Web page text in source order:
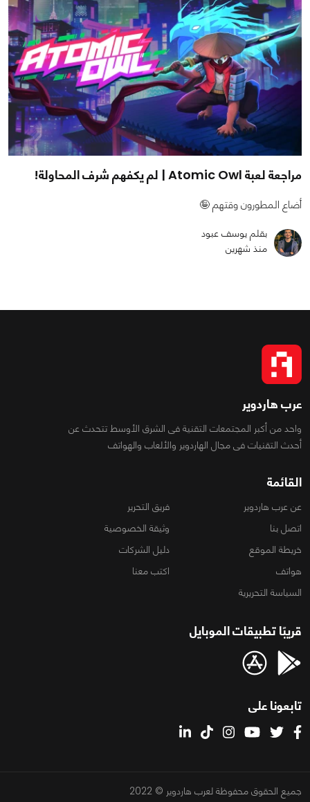
مراجعة لعبة Atomic Owl | لم يكفهم شرف المحاولة!
أضاع المطورون وقتهم 🤪
بقلم يوسف عبود
منذ شهرين
عرب هاردوير
واحد من أكبر المجتمعات التقنية فى الشرق الأوسط تتحدث عن
أحدث التقنيات فى مجال الهاردوير والألعاب والهواتف
القائمة
عن عرب هاردوير
فريق التحرير
اتصل بنا
وثيقة الخصوصية
خريطة الموقع
دليل الشركات
هواتف
اكتب معنا
السياسة التحريرية
قريبًا تطبيقات الموبايل
تابعونا على
جميع الحقوق محفوظة لعرب هاردوير © 2022